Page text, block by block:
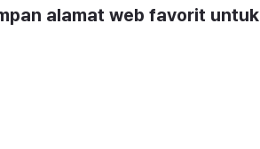
alamat web favorit untuk